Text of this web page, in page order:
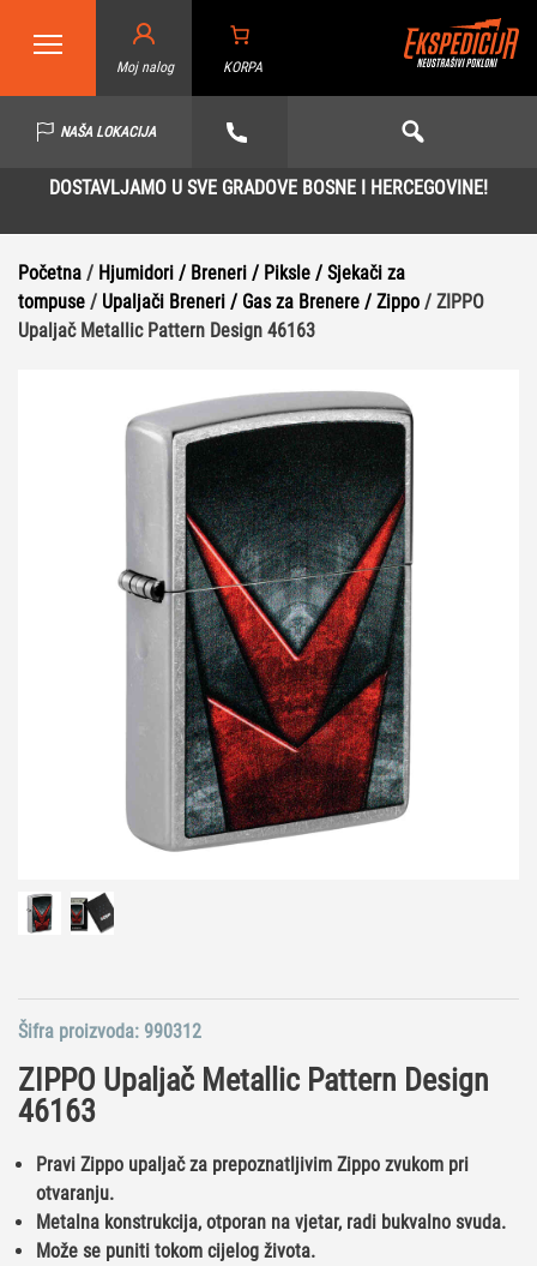
Moj nalog KORPA
NAŠA LOKACIJA
DOSTAVLJAMO U SVE GRADOVE BOSNE I HERCEGOVINE!
Početna / Hjumidori / Breneri / Piksle / Sjekači za
tompuse / Upaljači Breneri / Gas za Brenere / Zippo / ZIPPO
Upaljač Metallic Pattern Design 46163
ZIPPO Upaljač Metallic Pattern Design
46163
Pravi Zippo upaljač za prepoznatljivim Zippo zvukom pri
otvaranju.
Metalna konstrukcija, otporan na vjetar, radi bukvalno svuda.
Može se puniti tokom cijelog života.
Šifra proizvoda: 990312